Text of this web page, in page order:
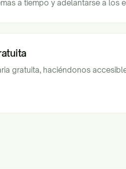
a tiempo y adelantarse a los
gratuita, haciéndonos